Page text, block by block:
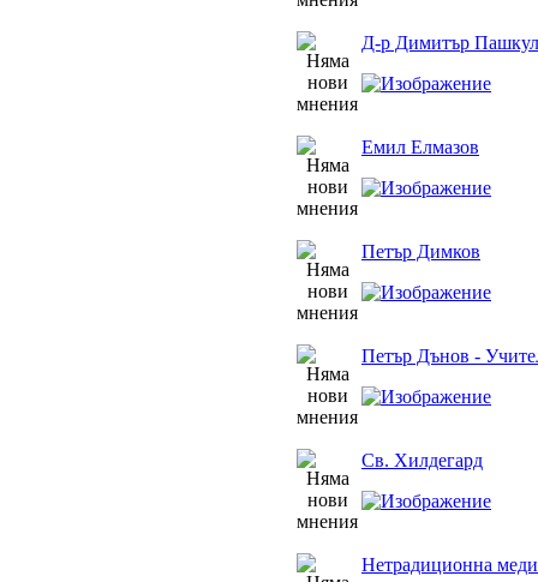
Д-р Димитър
Емил Елмазов
Петър Димков
Петър Дънов -
Св. Хилдегард
Нетрадиционна